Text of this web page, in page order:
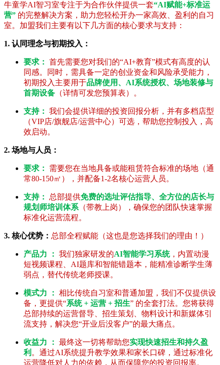
牛童学AI智习室专注于为合作伙伴提供一套“AI赋能+标准运
营” 的完整解决方案，助力您轻松开办一家高效、盈利的自习
室。加盟我们主要有以下几方面的核心要求与支持：
1. 认同理念与初期投入：
要求： 首先需要您对我们的“AI+教育”模式有高度的认
同感。同时，需具备一定的创业资金和风险承受能力，
初期投入主要用于品牌使用、AI系统授权、场地装修与
首期设备 （详情可发您预算表）。
支持： 我们会提供详细的投资回报分析，并有多档店型
（VIP店/旗舰店/运营中心）可选，帮助您控制投入，高
效启动。
2. 场地与人员：
要求：
需要您在当地具备或能租赁符合标准的场地（通
常80-150㎡），并配备1-2名核心运营人员。
支持： 总部提供免费的选址评估指导、全方位的店长与
规划师培训体系 （带教上岗），确保您的团队快速掌握
标准化运营流程。
3. 核心优势： 总部全程赋能（这也是您选择我们的理由！）
产品力 ： 我们独家研发的AI智能学习系统，内置动漫
短视频课程、AI题库和智能错题本，能精准诊断学生薄
弱点，替代传统老师授课。
模式力 ： 相比传统自习室和普通加盟，我们不仅提供设
备，更提供“系统 + 运营 + 招生” 的全套打法。您将获得
总部持续的运营督导、招生策划、物料设计和新媒体引
流支持，解决您“开业后没客户”的最大痛点。
收益力 ： 最终这一切将帮助您实现快速招生和持久盈
利 。通过AI系统提升教学效果和家长口碑，通过标准化
运营降低对人力的依赖，从而保障您的投资回报率。